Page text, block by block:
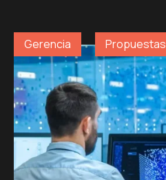
Gerencia Propuestas